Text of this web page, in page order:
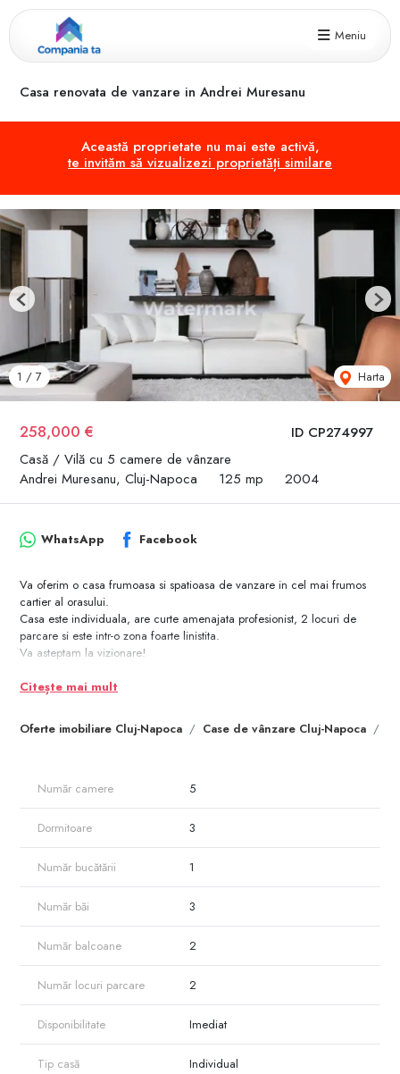
Meniu
Casa renovata de vanzare in Andrei Muresanu
Această proprietate nu mai este activă,
te invităm să vizualizezi proprietăți similare
ID CP274997
258,000 €
Casă / Vilă cu 5 camere de vânzare
Andrei Muresanu, Cluj-Napoca
125 mp 2004
1 / 7 Harta
Previous Next
Oferte imobiliare Cluj-Napoca Case de vânzare Cluj-Napoca
WhatsApp Facebook
Va oferim o casa frumoasa si spatioasa de vanzare in cel mai frumos
cartier al orasului.
Casa este individuala, are curte amenajata profesionist, 2 locuri de
parcare si este intr-o zona foarte linistita.
Va asteptam la vizionare!
Citește mai mult
Număr camere 5
Dormitoare 3
Număr bucătării 1
Număr băi 3
Număr balcoane 2
Număr locuri parcare 2
Disponibilitate Imediat
Tip casă Individual